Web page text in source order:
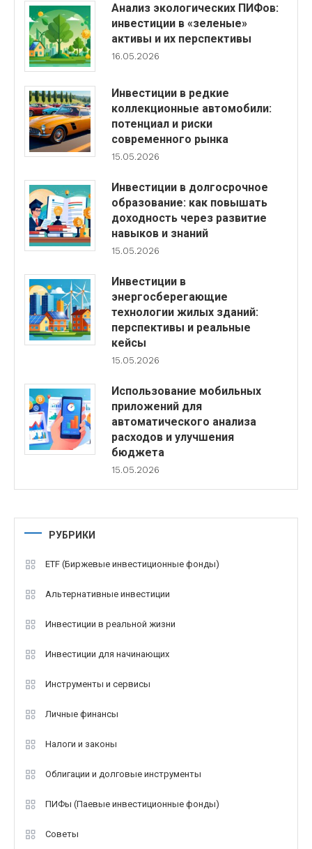
Анализ экологических ПИФов:
инвестиции в «зеленые»
активы и их перспективы
16.05.2026
Инвестиции в редкие
коллекционные автомобили:
потенциал и риски
современного рынка
15.05.2026
Инвестиции в долгосрочное
образование: как повышать
доходность через развитие
навыков и знаний
15.05.2026
Инвестиции в
энергосберегающие
технологии жилых зданий:
перспективы и реальные
кейсы
15.05.2026
Использование мобильных
приложений для
автоматического анализа
расходов и улучшения
бюджета
15.05.2026
РУБРИКИ
ETF (Биржевые инвестиционные фонды)
Альтернативные инвестиции
Инвестиции в реальной жизни
Инвестиции для начинающих
Инструменты и сервисы
Личные финансы
Налоги и законы
Облигации и долговые инструменты
ПИФы (Паевые инвестиционные фонды)
Советы